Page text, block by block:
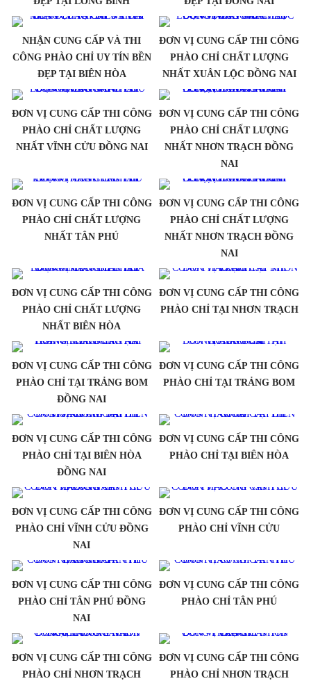
NHẬN CUNG CẤP VÀ THI
CÔNG PHÀO CHỈ UY TÍN BỀN
ĐẸP TẠI BIÊN HÒA
ĐƠN VỊ CUNG CẤP THI CÔNG
PHÀO CHỈ CHẤT LƯỢNG
NHẤT XUÂN LỘC ĐỒNG NAI
ĐƠN VỊ CUNG CẤP THI CÔNG
PHÀO CHỈ CHẤT LƯỢNG
NHẤT VĨNH CỬU ĐỒNG NAI
ĐƠN VỊ CUNG CẤP THI CÔNG
PHÀO CHỈ CHẤT LƯỢNG
NHẤT NHƠN TRẠCH ĐỒNG
NAI
ĐƠN VỊ CUNG CẤP THI CÔNG
PHÀO CHỈ CHẤT LƯỢNG
NHẤT TÂN PHÚ
ĐƠN VỊ CUNG CẤP THI CÔNG
PHÀO CHỈ CHẤT LƯỢNG
NHẤT NHƠN TRẠCH ĐỒNG
NAI
ĐƠN VỊ CUNG CẤP THI CÔNG
PHÀO CHỈ CHẤT LƯỢNG
NHẤT BIÊN HÒA
ĐƠN VỊ CUNG CẤP THI CÔNG
PHÀO CHỈ TẠI NHƠN TRẠCH
ĐƠN VỊ CUNG CẤP THI CÔNG
PHÀO CHỈ TẠI TRẢNG BOM
ĐỒNG NAI
ĐƠN VỊ CUNG CẤP THI CÔNG
PHÀO CHỈ TẠI TRẢNG BOM
ĐƠN VỊ CUNG CẤP THI CÔNG
PHÀO CHỈ TẠI BIÊN HÒA
ĐỒNG NAI
ĐƠN VỊ CUNG CẤP THI CÔNG
PHÀO CHỈ TẠI BIÊN HÒA
ĐƠN VỊ CUNG CẤP THI CÔNG
PHÀO CHỈ VĨNH CỬU ĐỒNG
NAI
ĐƠN VỊ CUNG CẤP THI CÔNG
PHÀO CHỈ VĨNH CỬU
ĐƠN VỊ CUNG CẤP THI CÔNG
PHÀO CHỈ TÂN PHÚ ĐỒNG
NAI
ĐƠN VỊ CUNG CẤP THI CÔNG
PHÀO CHỈ TÂN PHÚ
ĐƠN VỊ CUNG CẤP THI CÔNG
PHÀO CHỈ NHƠN TRẠCH
ĐƠN VỊ CUNG CẤP THI CÔNG
PHÀO CHỈ NHƠN TRẠCH